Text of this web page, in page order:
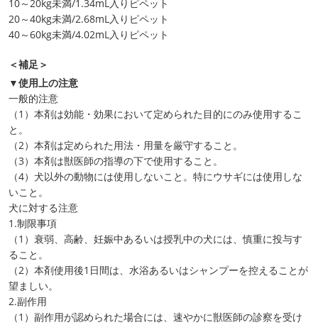
10～20kg未満/1.34mL入りピペット
20～40kg未満/2.68mL入りピペット
40～60kg未満/4.02mL入りピペット
＜補足＞
▼使用上の注意
一般的注意
（1）本剤は効能・効果において定められた目的にのみ使用するこ
と。
（2）本剤は定められた用法・用量を厳守すること。
（3）本剤は獣医師の指導の下で使用すること。
（4）犬以外の動物には使用しないこと。特にウサギには使用しな
いこと。
犬に対する注意
1.制限事項
（1）衰弱、高齢、妊娠中あるいは授乳中の犬には、慎重に投与す
ること。
（2）本剤使用後1日間は、水浴あるいはシャンプーを控えることが
望ましい。
2.副作用
（1）副作用が認められた場合には、速やかに獣医師の診察を受け